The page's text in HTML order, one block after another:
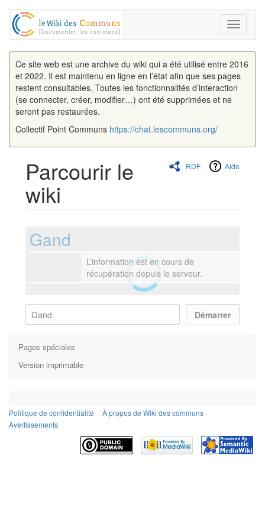
Toggle
Ce site web est une archive du wiki qui a été utilisé entre 2016
et 2022. Il est maintenu en ligne en l’état afin que ses pages
restent consultables. Toutes les fonctionnalités d’interaction
(se connecter, créer, modifier…) ont été supprimées et ne
seront pas restaurées.
Collectif Point Communs https://chat.lescommuns.org/
RDF Aide
Parcourir le
wiki
Gand
L’information est en cours de
récupération depuis le serveur.
Pages spéciales
Version imprimable
Politique de confidentialité
À propos de Wiki des communs
Avertissements